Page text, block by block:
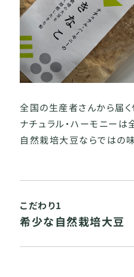
全国の生産者さんから届
ナチュラル・ハーモニーは
自然栽培大豆ならではの
こだわり1
希少な自然栽培大豆